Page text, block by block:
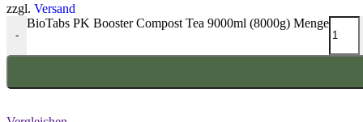
zzgl. Versand
-
BioTabs PK Booster Compost Tea 9000ml (8000g) Menge